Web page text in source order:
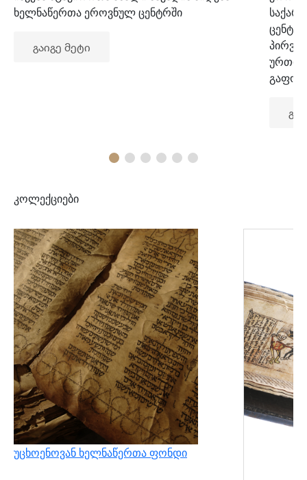
ხელნაწერთა ეროვნულ ცენტრში
გაიგე მეტი
კოლექციები
უცხოენოვან ხელნაწერთა ფონდი